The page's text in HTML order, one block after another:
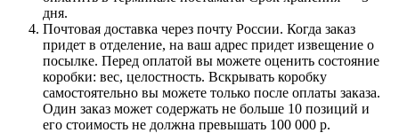
дня.
Почтовая доставка через почту России. Когда заказ
придет в отделение, на ваш адрес придет извещение о
посылке. Перед оплатой вы можете оценить состояние
коробки: вес, целостность. Вскрывать коробку
самостоятельно вы можете только после оплаты заказа.
Один заказ может содержать не больше 10 позиций и
его стоимость не должна превышать 100 000 р.